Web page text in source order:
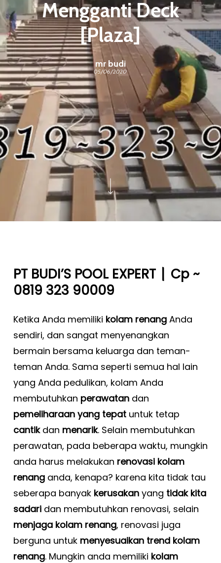
Mengganti Deck
[Plaza]
mr budi
05/06/2020
PT BUDI’S POOL EXPERT| Cp ~
0819 323 90009
Ketika Anda memiliki kolam renangAnda
sendiri, dan sangat menyenangkan
bermain bersama keluarga dan teman-
teman Anda. Sama seperti semua hal lain
yang Anda pedulikan, kolam Anda
membutuhkan perawatandan
pemeliharaan yang tepatuntuk tetap
cantikdan menarik. Selain membutuhkan
perawatan, pada beberapa waktu, mungkin
anda harus melakukan renovasi kolam
renanganda, kenapa? karena kita tidak tau
seberapa banyak kerusakanyang tidak kita
sadaridan membutuhkan renovasi, selain
menjaga kolam renang, renovasi juga
berguna untuk menyesuaikan trend kolam
renang. Mungkin anda memiliki kolam